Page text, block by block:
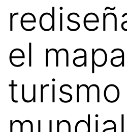
el
turismo